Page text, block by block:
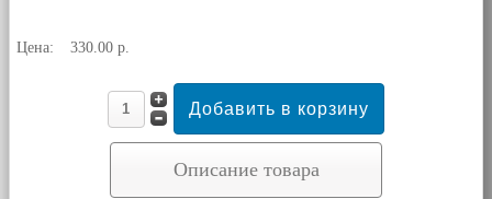
Цена: 330.00 р.
Описание товара